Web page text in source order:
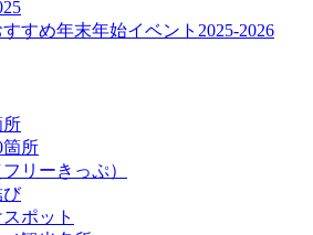
すめ年末年始イベント2025-2026
所
箇所
リーきっぷ）
び
ポット